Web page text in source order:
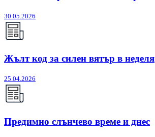
30.05.2026
Жълт код за силен вятър в неделя
25.04.2026
Предимно слънчево време и днес